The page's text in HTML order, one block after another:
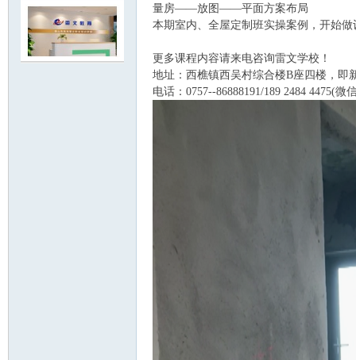
量房——放图——平面方案布局
本期室内、全屋定制班实操案例，开始做
更多课程内容请来电咨询雷文学校！
地址：西樵镇西吴村综合楼B座四楼，即
电话：0757--86888191/189 2484 4475(微